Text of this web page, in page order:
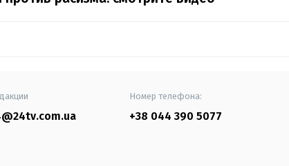
Номер телефона:
+38 044 390 5077